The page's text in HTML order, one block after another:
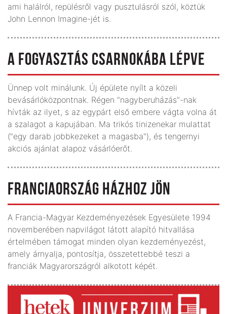
ami halálról, repülésről vagy pusztulásról szól, köztük
John Lennon Imagine-jét is.
A FOGYASZTÁS CSARNOKÁBA LÉPVE
Ünnep volt minálunk. Új épülete nyílt a közeli
bevásárlóközpontnak. Régen "nagyberuházás"-nak
hívták az ilyet, s az egypárt első embere vágta volna át
a szalagot a kapujában. Ma trikós tinizenekar mulattat
("egy darab jobbkezeket a magasba"), és tengernyi
akciós ajánlat alapoz vásárlóerőt.
FRANCIAORSZÁG HÁZHOZ JÖN
A Francia-Magyar Kezdeményezések Egyesülete 1994
novemberében napvilágot látott alapító hitvallása
értelmében támogat minden olyan kezdeményezést,
amely árnyalja, pontosítja, összetettebbé teszi a
franciák Magyarországról alkotott képét.